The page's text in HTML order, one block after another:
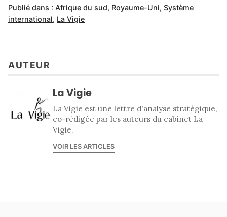
Publié dans : Afrique du sud, Royaume-Uni, Système
international, La Vigie
AUTEUR
La Vigie
La Vigie est une lettre d'analyse stratégique,
co-rédigée par les auteurs du cabinet La
Vigie.
VOIR LES ARTICLES